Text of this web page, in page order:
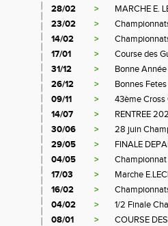
28/02
>
MARCHE E.
23/02
>
14/02
>
17/01
>
Course des
31/12
>
Bonne
26/12
>
Bonnes Fetes
09/11
>
43ème Cross
14/07
>
RENTREE
30/06
>
28 juin
29/05
>
FINALE
04/05
>
Championnat
17/03
>
Marche
16/02
>
04/02
>
1/2 Finale
08/01
>
COURSE